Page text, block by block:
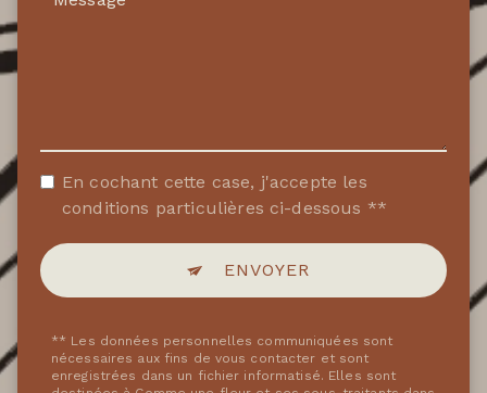
En cochant cette case, j'accepte les
conditions particulières ci-dessous **
ENVOYER
** Les données personnelles communiquées sont
nécessaires aux fins de vous contacter et sont
enregistrées dans un fichier informatisé. Elles sont